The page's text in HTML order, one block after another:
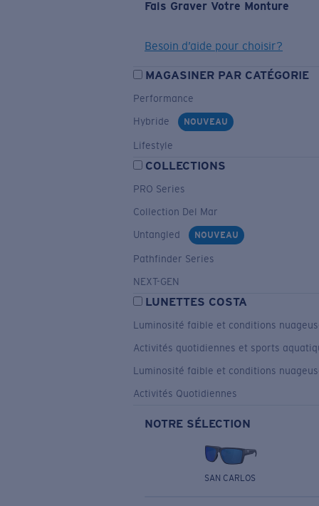
Fais Graver Votre Monture
Besoin d’aide pour choisir?
MAGASINER PAR CATÉGORIE
Performance
Hybride
NOUVEAU
Lifestyle
COLLECTIONS
PRO Series
Collection Del Mar
Untangled
NOUVEAU
Pathfinder Series
NEXT-GEN
LUNETTES COSTA
Luminosité faible et conditions
Activités quotidiennes et sports
Luminosité faible et conditions
Activités Quotidiennes
NOTRE SÉLECTION
SAN CARLOS